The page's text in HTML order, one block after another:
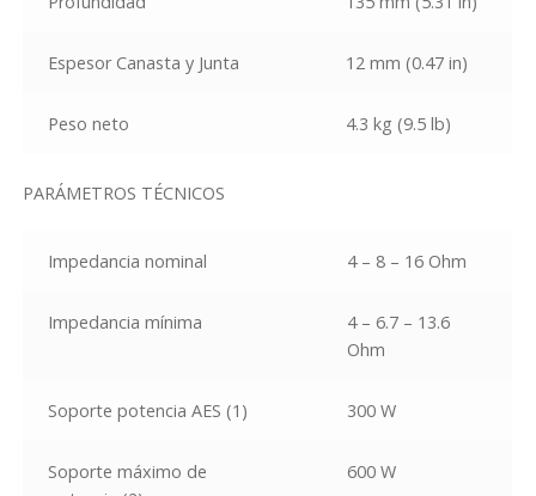
Espesor Canasta y Junta 12 mm (0.47 in)
Peso neto 4.3 kg (9.5 lb)
PARÁMETROS TÉCNICOS
Impedancia nominal 4 – 8 – 16 Ohm
Impedancia mínima
4 – 6.7 – 13.6
Ohm
Soporte potencia AES (1) 300 W
Soporte máximo de
600 W